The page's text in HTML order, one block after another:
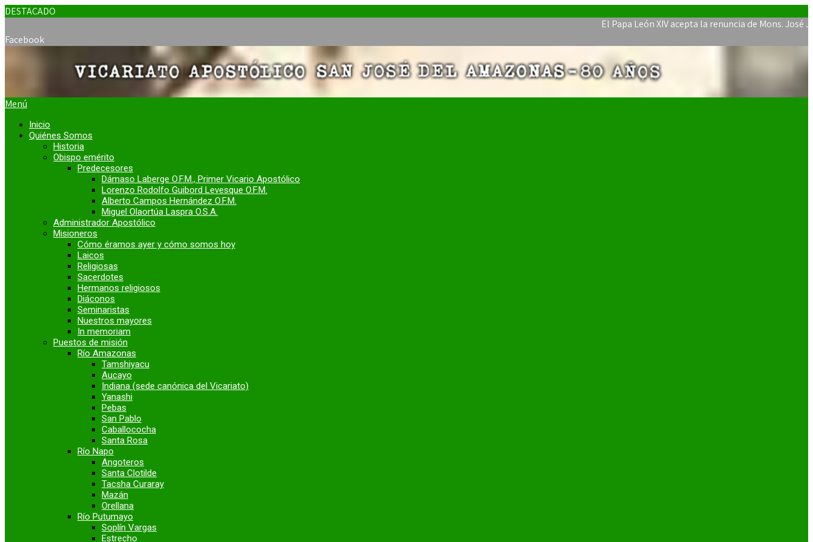
DESTACADO
El Papa León XIV acepta la renuncia de Mons. José Javier
Facebook
Menú
Inicio
Quiénes Somos
Historia
Obispo emérito
Predecesores
Dámaso Laberge O.F.M., Primer Vicario Apostólico
Lorenzo Rodolfo Guibord Levesque O.F.M.
Alberto Campos Hernández O.F.M.
Miguel Olaortúa Laspra O.S.A.
Administrador Apostólico
Misioneros
Cómo éramos ayer y cómo somos hoy
Laicos
Religiosas
Sacerdotes
Hermanos religiosos
Diáconos
Seminaristas
Nuestros mayores
In memoriam
Puestos de misión
Río Amazonas
Tamshiyacu
Aucayo
Indiana (sede canónica del Vicariato)
Yanashi
Pebas
San Pablo
Caballococha
Santa Rosa
Río Napo
Angoteros
Santa Clotilde
Tacsha Curaray
Mazán
Orellana
Río Putumayo
Soplín Vargas
Estrecho